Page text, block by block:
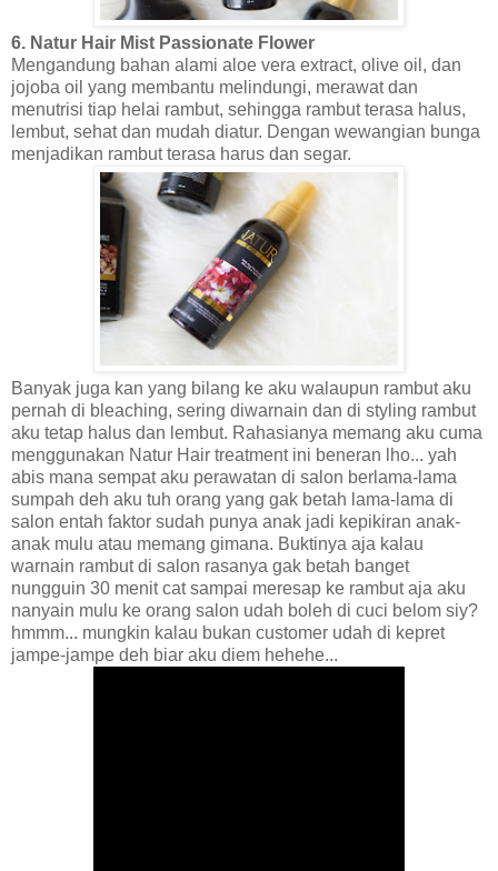
6. Natur Hair Mist Passionate Flower
Mengandung bahan alami aloe vera extract, olive oil, dan
jojoba oil yang membantu melindungi, merawat dan
menutrisi tiap helai rambut, sehingga rambut terasa halus,
lembut, sehat dan mudah diatur. Dengan wewangian bunga
menjadikan rambut terasa harus dan segar.
Banyak juga kan yang bilang ke aku walaupun rambut aku
pernah di bleaching, sering diwarnain dan di styling rambut
aku tetap halus dan lembut. Rahasianya memang aku cuma
menggunakan Natur Hair treatment ini beneran lho... yah
abis mana sempat aku perawatan di salon berlama-lama
sumpah deh aku tuh orang yang gak betah lama-lama di
salon entah faktor sudah punya anak jadi kepikiran anak-
anak mulu atau memang gimana. Buktinya aja kalau
warnain rambut di salon rasanya gak betah banget
nungguin 30 menit cat sampai meresap ke rambut aja aku
nanyain mulu ke orang salon udah boleh di cuci belom siy?
hmmm... mungkin kalau bukan customer udah di kepret
jampe-jampe deh biar aku diem hehehe...